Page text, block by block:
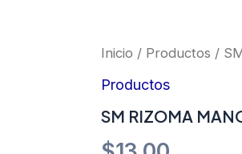
Inicio / Productos /
Productos
SM RIZOMA
SM
MANOPLA
COLORES